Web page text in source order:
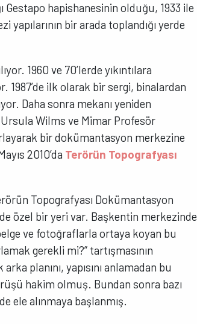
Gestapo hapishanesinin olduğu, 1933 ile
bir arada toplandığı yerde
1960 ve 70’lerde yıkıntılara
ilk olarak bir sergi, binalardan
Daha sonra mekanı yeniden
Wilms ve Mimar Profesör
bir dokümantasyon merkezine
2010’da Terörün Topografyası
Topografyası Dokümantasyon
özel bir yeri var. Başkentin merkezinde
ve fotoğraflarla ortaya koyan bu
gerekli mi?” tartışmasının
planını, yapısını anlamadan bu
hakim olmuş. Bundan sonra bazı
ele alınmaya başlanmış.